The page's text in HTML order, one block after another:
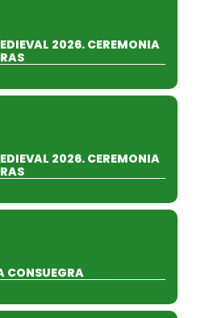
2026. CEREMONIA
2026. CEREMONIA
CONSUEGRA